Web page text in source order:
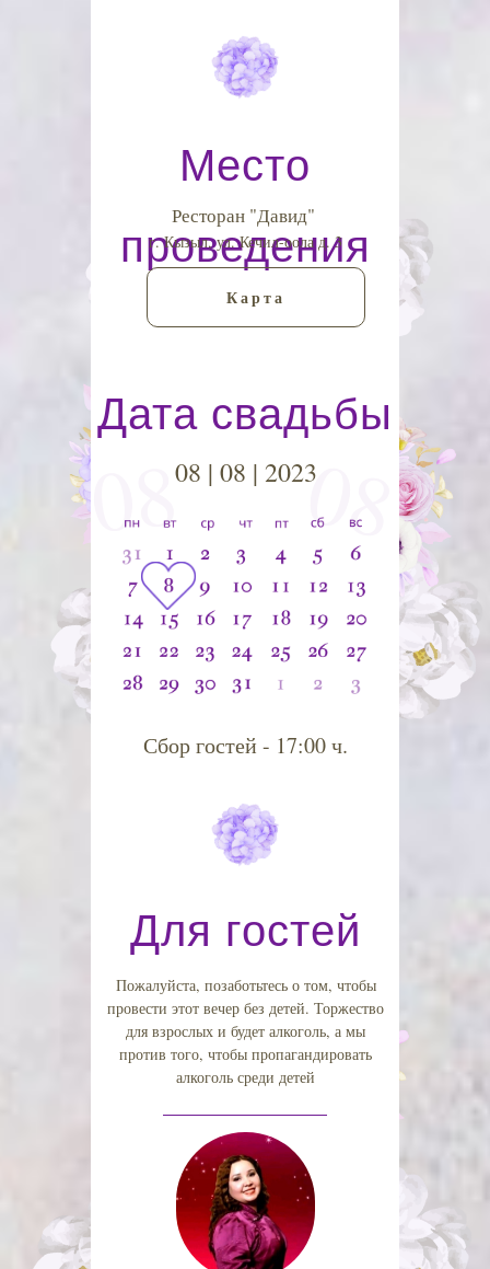
Сбор гостей - 17:00 ч.
Место
проведения
Ресторан "Давид"
г. Кызыл, ул. Кечил-оола д. 3
08
Карта
Пожалуйста, позаботьтесь о том, чтобы
провести этот вечер без детей. Торжество
для взрослых и будет алкоголь, а мы
против того, чтобы пропагандировать
алкоголь среди детей
Для гостей
Дата свадьбы
08 | 08 | 2023
08